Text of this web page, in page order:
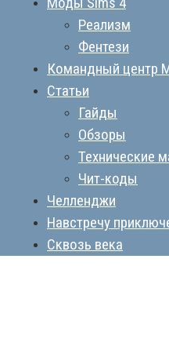
Реализм
Фентези
Командный центр
Статьи
Гайды
Обзоры
Технические
Чит-коды
Челленджи
Навстречу
Сквозь века